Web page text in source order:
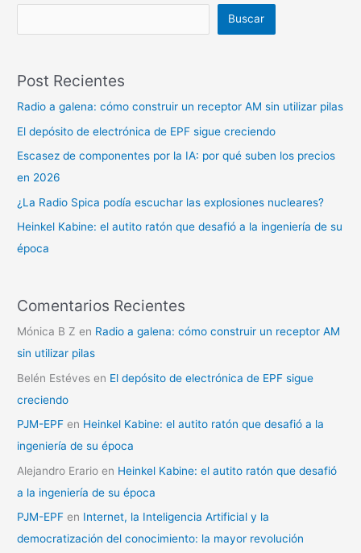
Buscar
Post Recientes
Radio a galena: cómo construir un receptor AM sin utilizar pilas
El depósito de electrónica de EPF sigue creciendo
Escasez de componentes por la IA: por qué suben los precios
en 2026
¿La Radio Spica podía escuchar las explosiones nucleares?
Heinkel Kabine: el autito ratón que desafió a la ingeniería de su
época
Comentarios Recientes
Mónica B Z en Radio a galena: cómo construir un receptor AM
sin utilizar pilas
Belén Estéves en El depósito de electrónica de EPF sigue
creciendo
PJM-EPF en Heinkel Kabine: el autito ratón que desafió a la
ingeniería de su época
Alejandro Erario en Heinkel Kabine: el autito ratón que desafió
a la ingeniería de su época
PJM-EPF en Internet, la Inteligencia Artificial y la
democratización del conocimiento: la mayor revolución